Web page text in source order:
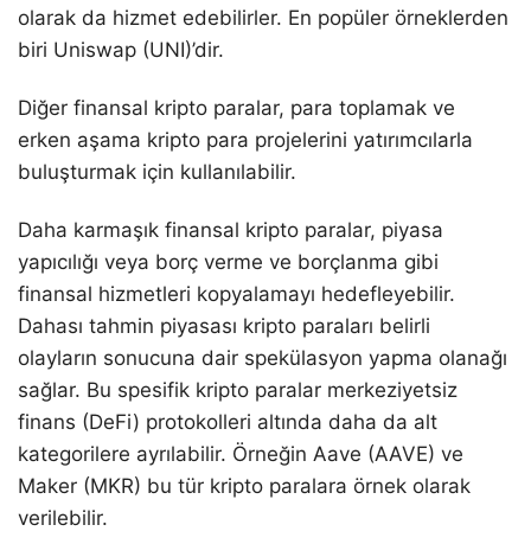
olarak da hizmet edebilirler. En popüler örneklerden
biri Uniswap (UNI)’dir.
Diğer finansal kripto paralar, para toplamak ve
erken aşama kripto para projelerini yatırımcılarla
buluşturmak için kullanılabilir.
Daha karmaşık finansal kripto paralar, piyasa
yapıcılığı veya borç verme ve borçlanma gibi
finansal hizmetleri kopyalamayı hedefleyebilir.
Dahası tahmin piyasası kripto paraları belirli
olayların sonucuna dair spekülasyon yapma olanağı
sağlar. Bu spesifik kripto paralar merkeziyetsiz
finans (DeFi) protokolleri altında daha da alt
kategorilere ayrılabilir. Örneğin Aave (AAVE) ve
Maker (MKR) bu tür kripto paralara örnek olarak
verilebilir.